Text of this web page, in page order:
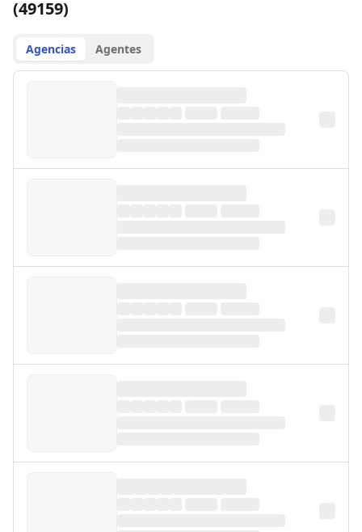
(49159)
Agencias Agentes